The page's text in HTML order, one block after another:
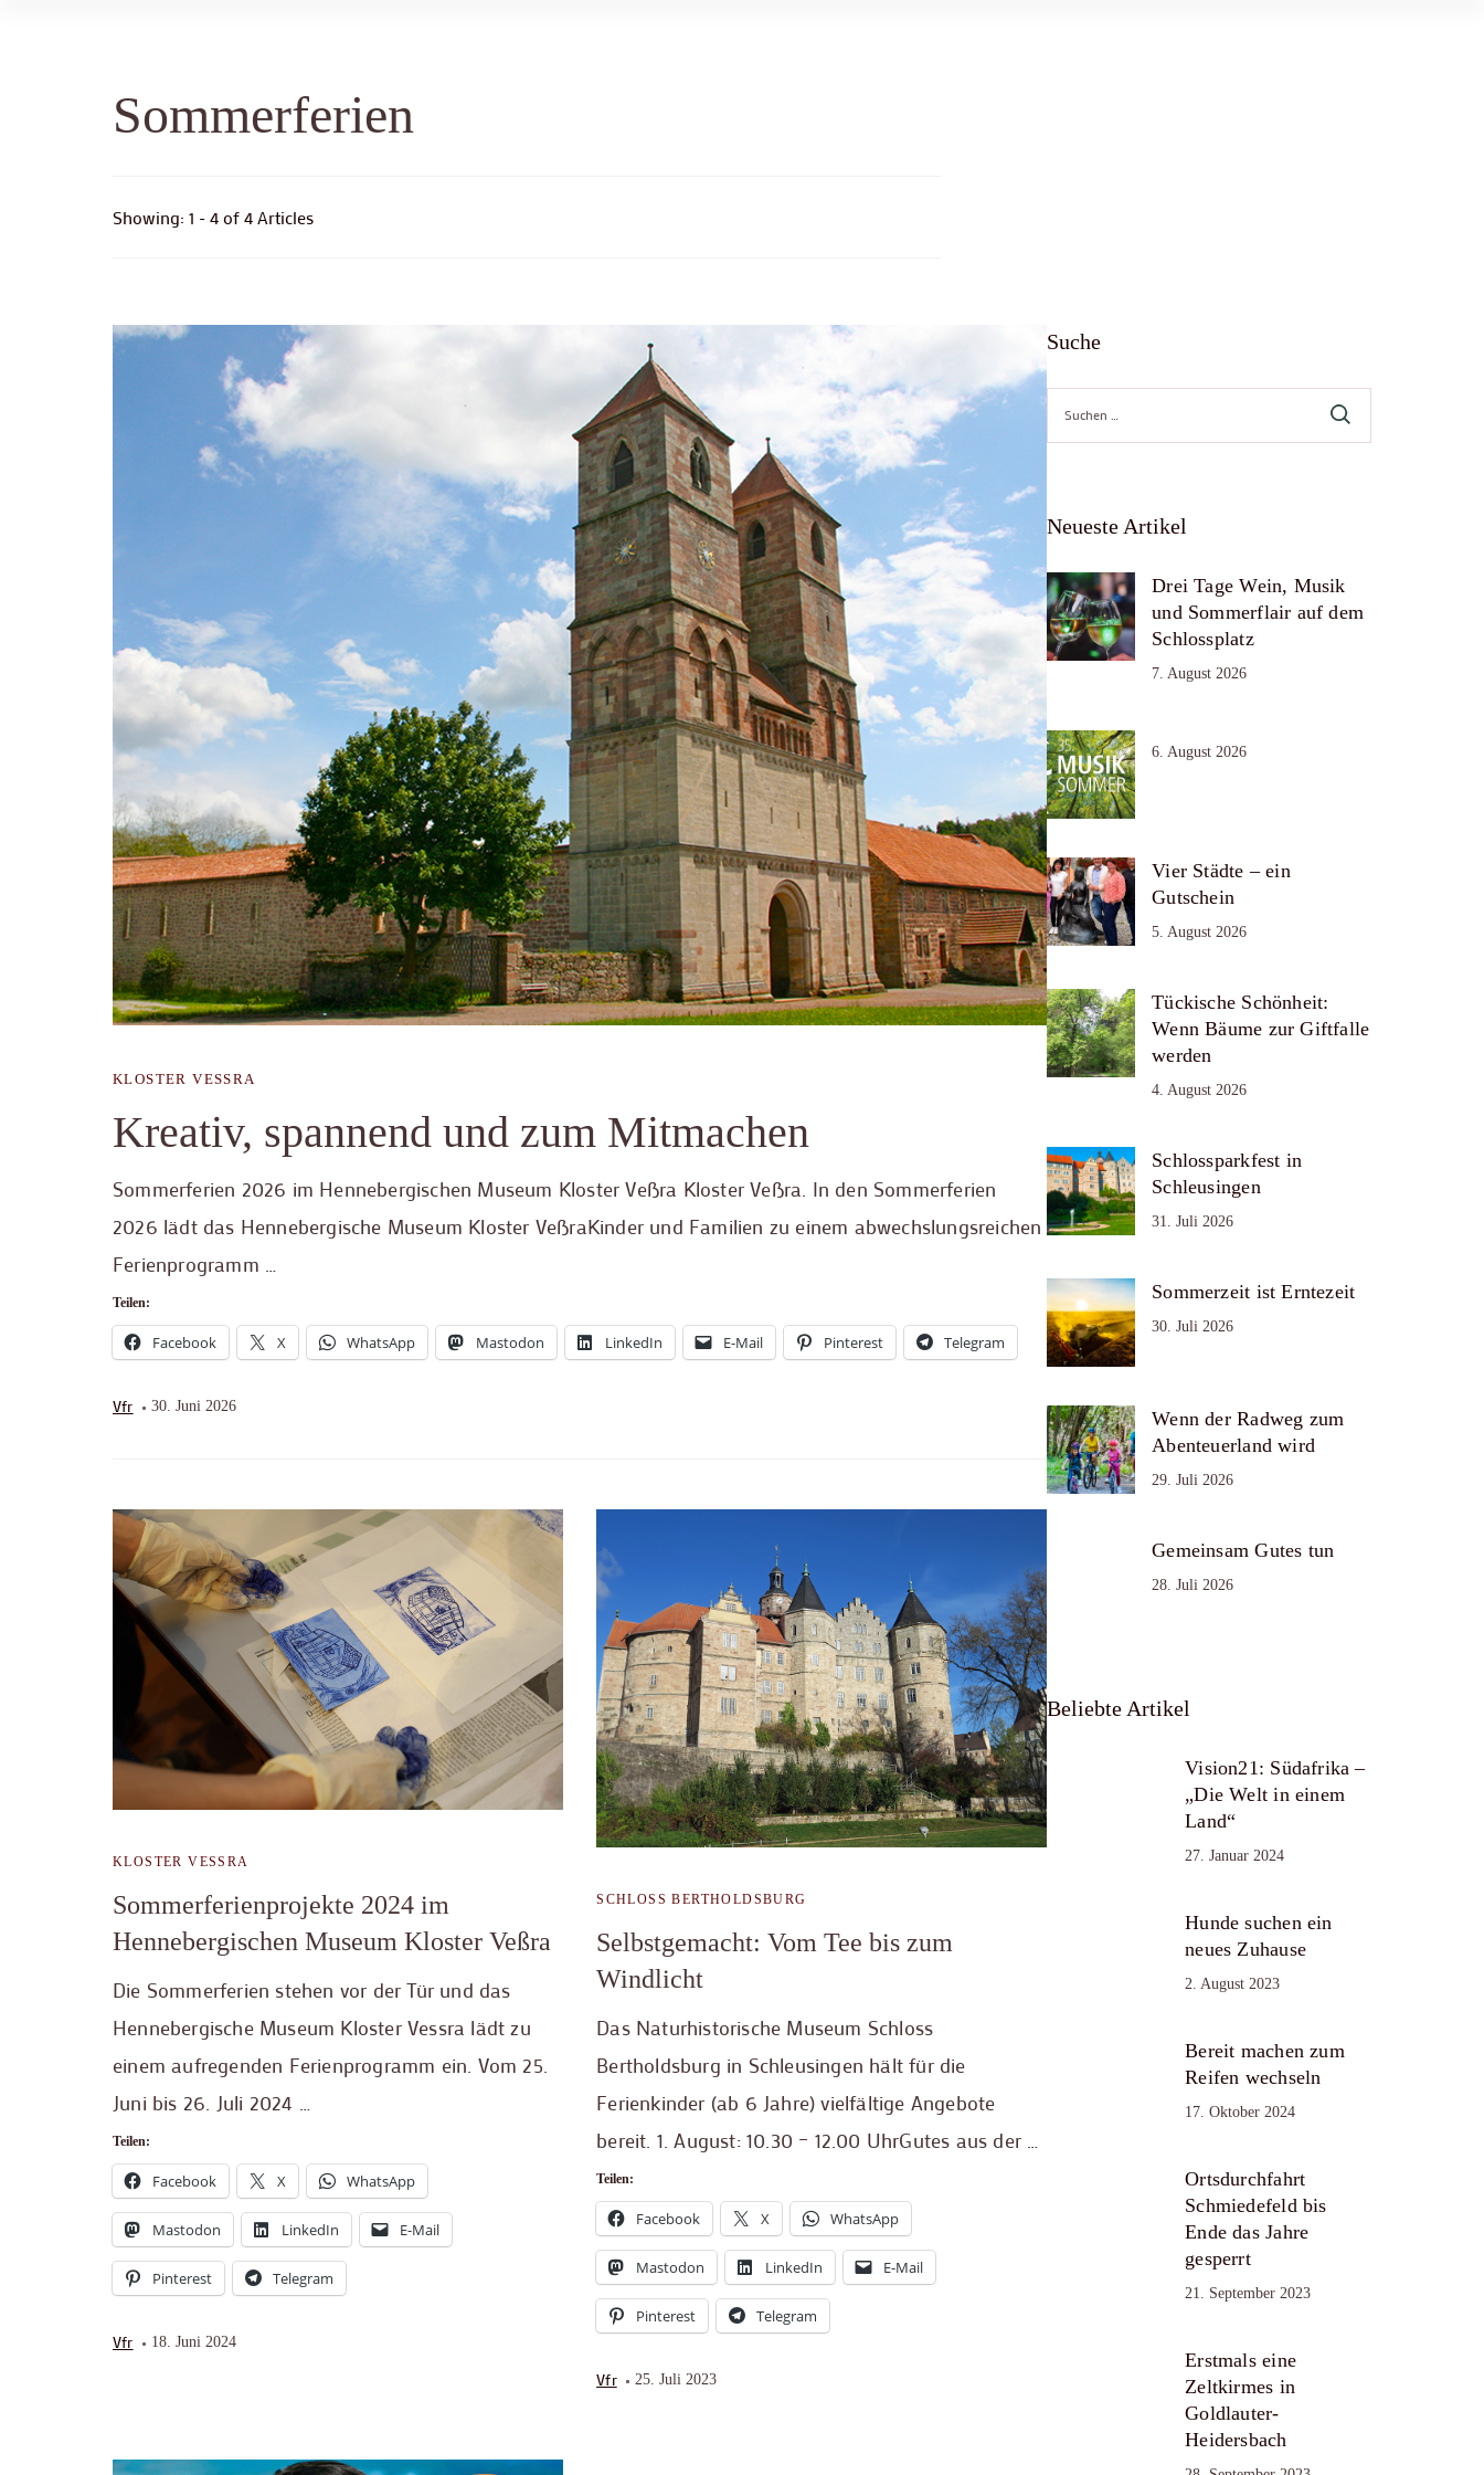
Sommerferien
Showing: 1 - 4 of 4 Articles
KLOSTER VESSRA
Kreativ, spannend und zum Mitmachen
Sommerferien 2026 im Hennebergischen Museum Kloster Veßra Kloster Veßra. In den Sommerferien
2026 lädt das Hennebergische Museum Kloster VeßraKinder und Familien zu einem abwechslungsreichen
Ferienprogramm …
Teilen:
Facebook X WhatsApp Mastodon LinkedIn E-Mail Pinterest Telegram
Vfr 30. Juni 2026
KLOSTER VESSRA
Sommerferienprojekte 2024 im
Hennebergischen Museum Kloster Veßra
Die Sommerferien stehen vor der Tür und das
Hennebergische Museum Kloster Vessra lädt zu
einem aufregenden Ferienprogramm ein. Vom 25.
Juni bis 26. Juli 2024 …
Teilen:
Facebook X WhatsApp
Mastodon LinkedIn E-Mail
Pinterest Telegram
Vfr 18. Juni 2024
SCHLOSS BERTHOLDSBURG
Selbstgemacht: Vom Tee bis zum
Windlicht
Das Naturhistorische Museum Schloss
Bertholdsburg in Schleusingen hält für die
Ferienkinder (ab 6 Jahre) vielfältige Angebote
bereit. 1. August: 10.30 – 12.00 UhrGutes aus der …
Teilen:
Facebook X WhatsApp
Mastodon LinkedIn E-Mail
Pinterest Telegram
Vfr 25. Juli 2023
Suche
Suche
nach:
Neueste Artikel
Drei Tage Wein, Musik
und Sommerflair auf dem
Schlossplatz
7. August 2026
6. August 2026
Vier Städte – ein
Gutschein
5. August 2026
Tückische Schönheit:
Wenn Bäume zur Giftfalle
werden
4. August 2026
Schlossparkfest in
Schleusingen
31. Juli 2026
Sommerzeit ist Erntezeit
30. Juli 2026
Wenn der Radweg zum
Abenteuerland wird
29. Juli 2026
Gemeinsam Gutes tun
28. Juli 2026
Beliebte Artikel
Vision21: Südafrika –
„Die Welt in einem
Land“
27. Januar 2024
Hunde suchen ein
neues Zuhause
2. August 2023
Bereit machen zum
Reifen wechseln
17. Oktober 2024
Ortsdurchfahrt
Schmiedefeld bis
Ende das Jahre
gesperrt
21. September 2023
Erstmals eine
Zeltkirmes in
Goldlauter-
Heidersbach